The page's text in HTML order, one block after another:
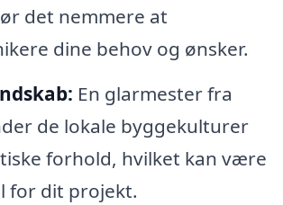
det nemmere at
dine behov og ønsker.
En glarmester fra
de lokale byggekulturer
forhold, hvilket kan være
for dit projekt.